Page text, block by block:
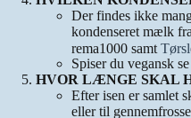
Der findes ikke
kondenseret mælk fra
rema1000 samt
Spiser du vegansk
HVOR LÆNGE SKAL
Efter isen er samlet
eller til